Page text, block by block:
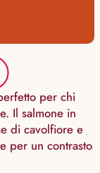
per chi
Il salmone in
di cavolfiore e
per un contrasto